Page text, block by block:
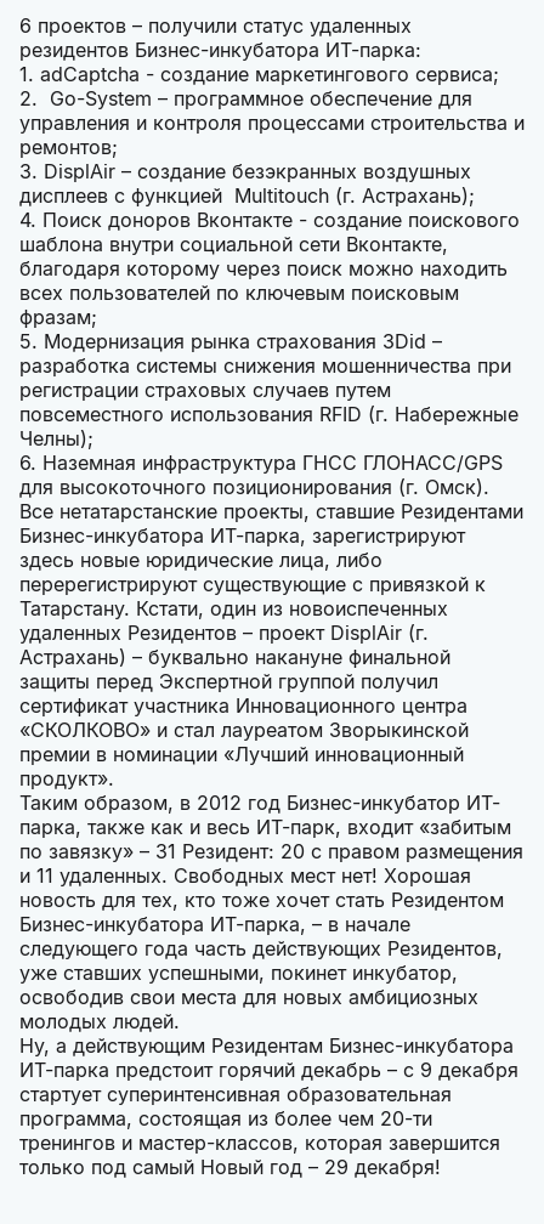
6 проектов – получили статус удаленных
резидентов Бизнес-инкубатора ИТ-парка:
1. adCaptcha - создание маркетингового сервиса;
2. Go-System – программное обеспечение для
управления и контроля процессами строительства и
ремонтов;
3. DisplAir – создание безэкранных воздушных
дисплеев с функцией Multitouch (г. Астрахань);
4. Поиск доноров Вконтакте - создание поискового
шаблона внутри социальной сети Вконтакте,
благодаря которому через поиск можно находить
всех пользователей по ключевым поисковым
фразам;
5. Модернизация рынка страхования 3Did –
разработка системы снижения мошенничества при
регистрации страховых случаев путем
повсеместного использования RFID (г. Набережные
Челны);
6. Наземная инфраструктура ГНСС ГЛОНАСС/GPS
для высокоточного позиционирования (г. Омск).
Все нетатарстанские проекты, ставшие Резидентами
Бизнес-инкубатора ИТ-парка, зарегистрируют
здесь новые юридические лица, либо
перерегистрируют существующие с привязкой к
Татарстану. Кстати, один из новоиспеченных
удаленных Резидентов – проект DisplAir (г.
Астрахань) – буквально накануне финальной
защиты перед Экспертной группой получил
сертификат участника Инновационного центра
«СКОЛКОВО» и стал лауреатом Зворыкинской
премии в номинации «Лучший инновационный
продукт».
Таким образом, в 2012 год Бизнес-инкубатор ИТ-
парка, также как и весь ИТ-парк, входит «забитым
по завязку» – 31 Резидент: 20 с правом размещения
и 11 удаленных. Свободных мест нет! Хорошая
новость для тех, кто тоже хочет стать Резидентом
Бизнес-инкубатора ИТ-парка, – в начале
следующего года часть действующих Резидентов,
уже ставших успешными, покинет инкубатор,
освободив свои места для новых амбициозных
молодых людей.
Ну, а действующим Резидентам Бизнес-инкубатора
ИТ-парка предстоит горячий декабрь – с 9 декабря
стартует суперинтенсивная образовательная
программа, состоящая из более чем 20-ти
тренингов и мастер-классов, которая завершится
только под самый Новый год – 29 декабря!